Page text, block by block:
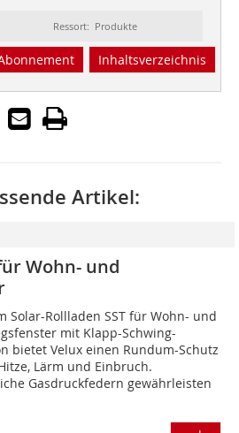
Ressort: Produkte
Inhaltsverzeichnis
Artikel:
Wohn- und
Solar-Rollladen SST für Wohn- und
mit Klapp-Schwing-
bietet Velux einen Rundum-Schutz
Lärm und Einbruch.
Gasdruckfedern gewährleisten